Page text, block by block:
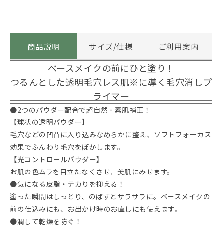
商品説明 サイズ/仕様 ご利用案内
ベースメイクの前にひと塗り！
つるんとした透明毛穴レス肌※に導く毛穴消しプ
ライマー
●2つのパウダー配合で超自然・素肌補正！
【球状の透明パウダー】
毛穴などの凹凸に入り込みなめらかに整え、ソフトフォーカス
効果でふんわり毛穴をぼかします。
【光コントロールパウダー】
お肌の色ムラを目立たなくさせ、美肌にみせます。
●気になる皮脂・テカりを抑える！
塗った瞬間はしっとり、のばすとサラサラに。ベースメイクの
前の仕込みにも、お出かけ時のお直しにも使えます。
●潤して乾燥を防ぐ！